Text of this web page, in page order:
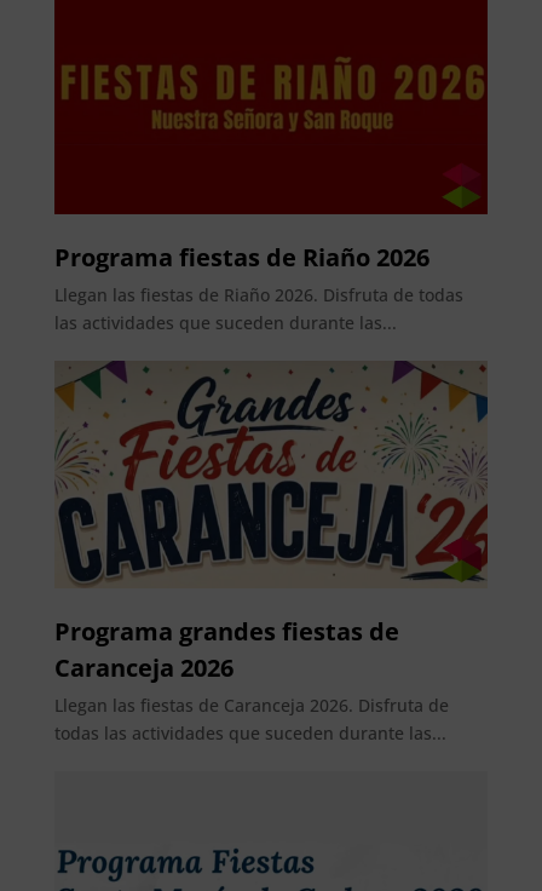
Programa fiestas de Riaño 2026
Llegan las fiestas de Riaño 2026. Disfruta de todas
las actividades que suceden durante las...
Programa grandes fiestas de
Caranceja 2026
Llegan las fiestas de Caranceja 2026. Disfruta de
todas las actividades que suceden durante las...